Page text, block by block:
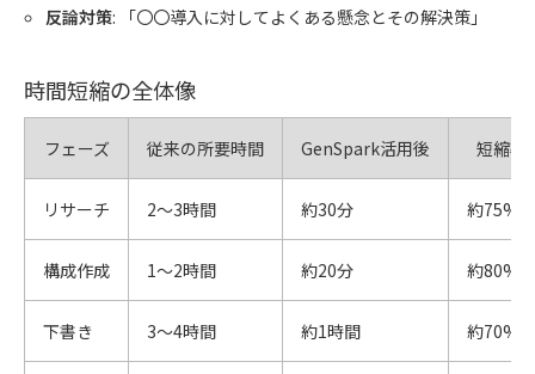
反論対策: 「〇〇導入に対してよくある懸念とその解決策」
時間短縮の全体像
フェーズ 従来の所要時間 GenSpark活用後 短縮率
リサーチ 2〜3時間 約30分 約75%減
構成作成 1〜2時間 約20分 約80%減
下書き 3〜4時間 約1時間 約70%減